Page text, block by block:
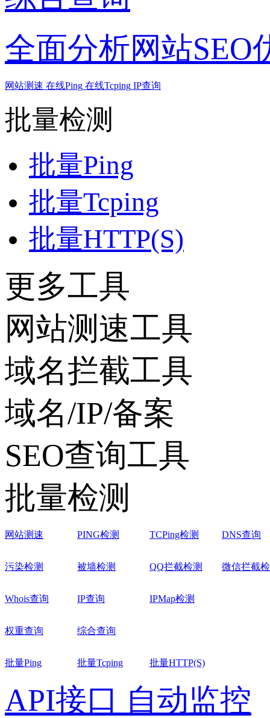
全面分析网站SEO
网站测速 在线Ping 在线Tcping IP查询
批量检测
批量Ping
批量Tcping
批量HTTP(S)
更多工具
网站测速工具
域名拦截工具
域名/IP/备案
SEO查询工具
批量检测
网站测速 PING检测 TCPing检测 DNS查询
污染检测 被墙检测 QQ拦截检测 微信拦截
Whois查询 IP查询 IPMap检测
权重查询 综合查询
批量Ping 批量Tcping 批量HTTP(S)
API接口 自动监控